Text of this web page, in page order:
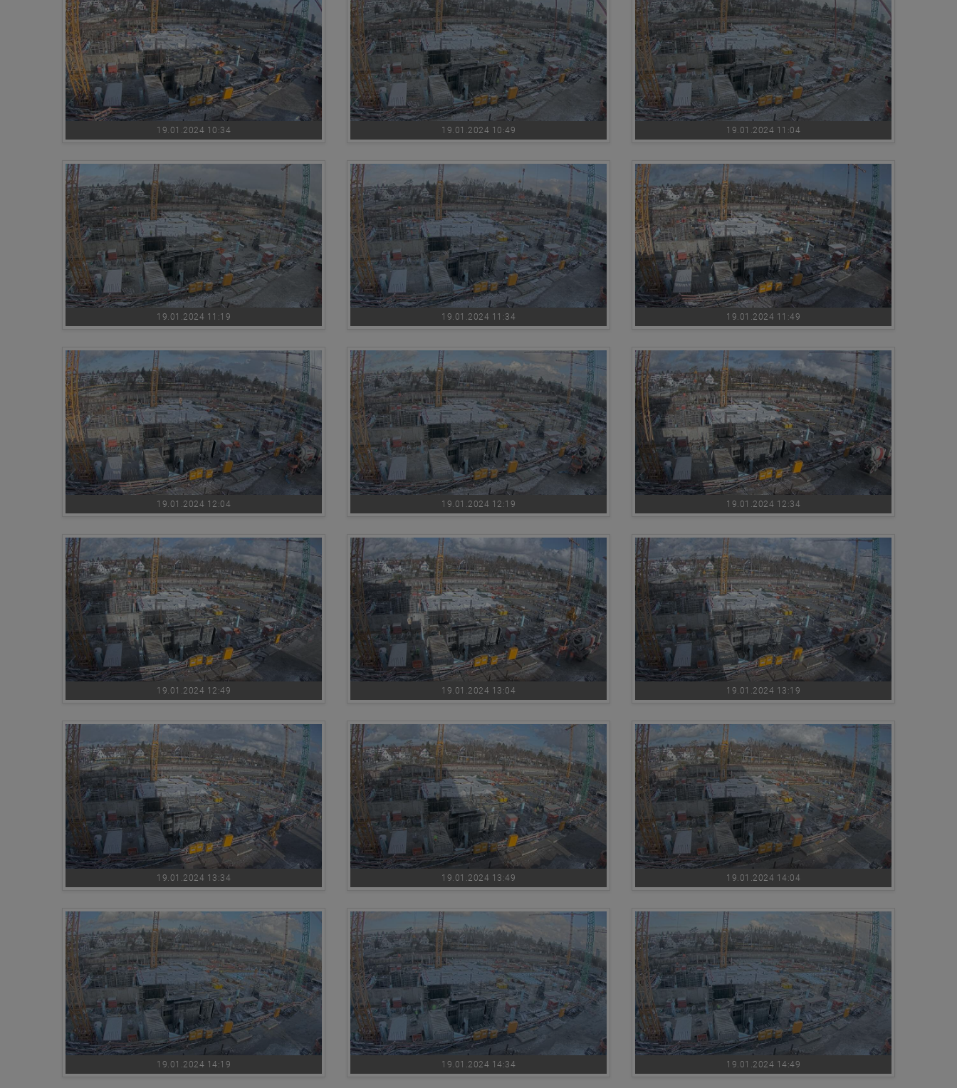
19.01.2024 10:34 19.01.2024 10:49 19.01.2024 11:04
19.01.2024 11:19 19.01.2024 11:34 19.01.2024 11:49
19.01.2024 12:04 19.01.2024 12:19 19.01.2024 12:34
19.01.2024 12:49 19.01.2024 13:04 19.01.2024 13:19
19.01.2024 13:34 19.01.2024 13:49 19.01.2024 14:04
19.01.2024 14:19 19.01.2024 14:34 19.01.2024 14:49